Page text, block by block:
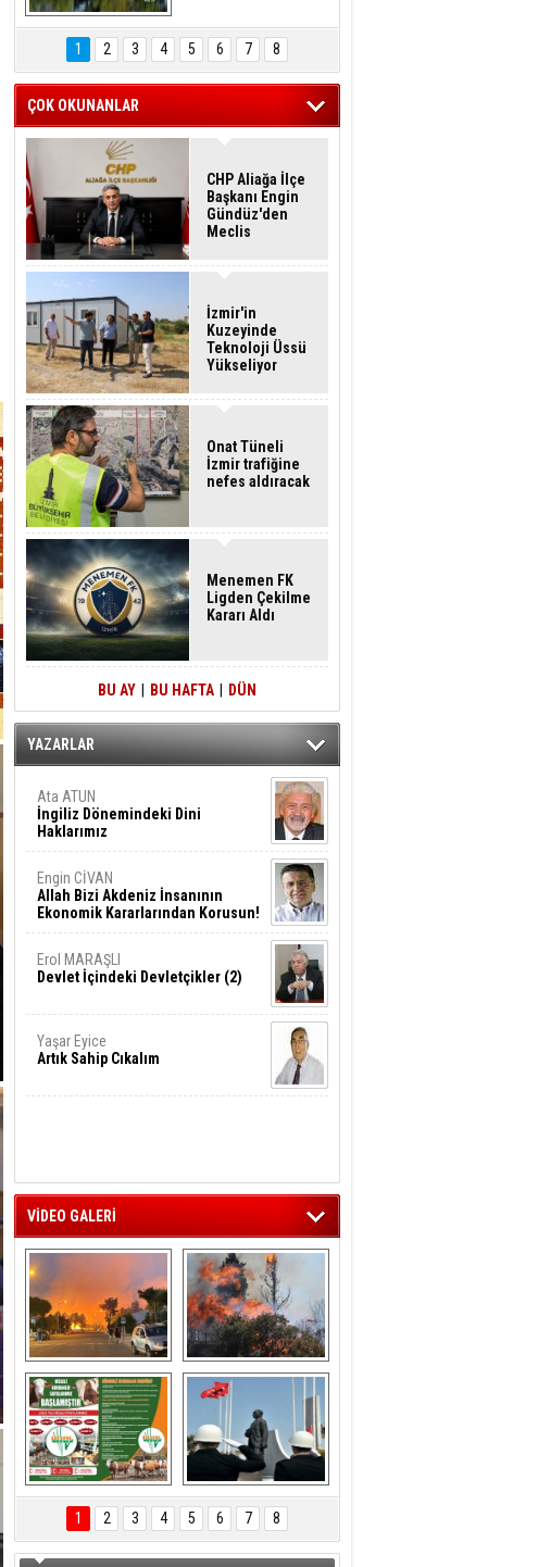
Hasan Eser'in
Objektifinden
1 2 3 4 5 6 7 8
ÇOK OKUNANLAR
CHP Aliağa İlçe
Başkanı Engin
Gündüz'den
Meclis
Çağrısı
İzmir'in
Kuzeyinde
Teknoloji Üssü
Yükseliyor
Onat Tüneli
İzmir trafiğine
nefes aldıracak
Menemen FK
Ligden Çekilme
Kararı Aldı
BU AY BU HAFTA DÜN
YAZARLAR
Ata ATUN
İngiliz Dönemindeki Dini
Haklarımız
Engin CİVAN
Allah Bizi Akdeniz İnsanının
Ekonomik Kararlarından Korusun!
Erol MARAŞLI
Devlet İçindeki Devletçikler (2)
Yaşar Eyice
Artık Sahip Cıkalım
VİDEO GALERİ
Aliağa ‘da  otluk
alanda çıkan
yangın evlere
sıçramadan
söndürüldü
Aliağa'nın Ciğerleri
ÖNAL TARIM
TANITIM FİLMİ
Aliağa'da Polis
Haftası Kutlandı
1 2 3 4 5 6 7 8